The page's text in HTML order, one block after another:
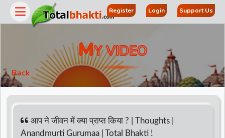
Register Login Support Us
MY VIDEO
Back
आप ने जीवन में क्या प्राप्त किया ? | Thoughts |
Anandmurti Gurumaa | Total Bhakti !